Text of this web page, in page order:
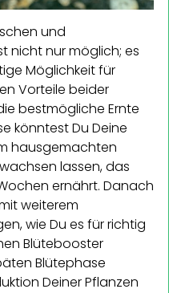
und
nicht nur möglich; es
Möglichkeit für
Vorteile beider
bestmögliche Ernte
könntest Du Deine
hausgemachten
lassen, das
ernährt. Danach
weiterem
wie Du es für richtig
Blütebooster
Blütephase
Deiner Pflanzen